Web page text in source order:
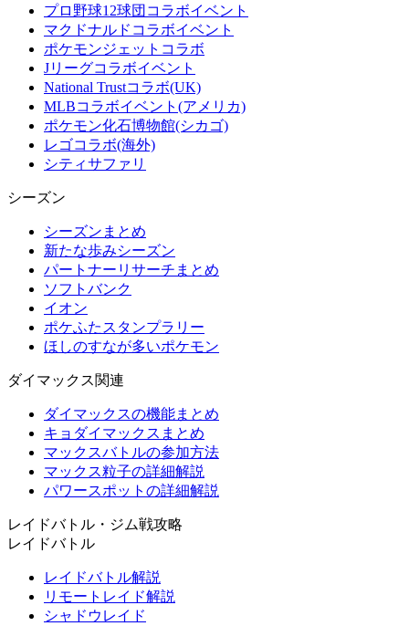
プロ野球12球団コラボイベント
マクドナルドコラボイベント
ポケモンジェットコラボ
Jリーグコラボイベント
National Trustコラボ(UK)
MLBコラボイベント(アメリカ)
ポケモン化石博物館(シカゴ)
レゴコラボ(海外)
シティサファリ
シーズン
シーズンまとめ
新たな歩みシーズン
パートナーリサーチまとめ
ソフトバンク
イオン
ポケふたスタンプラリー
ほしのすなが多いポケモン
ダイマックス関連
ダイマックスの機能まとめ
キョダイマックスまとめ
マックスバトルの参加方法
マックス粒子の詳細解説
パワースポットの詳細解説
レイドバトル・ジム戦攻略
レイドバトル
レイドバトル解説
リモートレイド解説
シャドウレイド